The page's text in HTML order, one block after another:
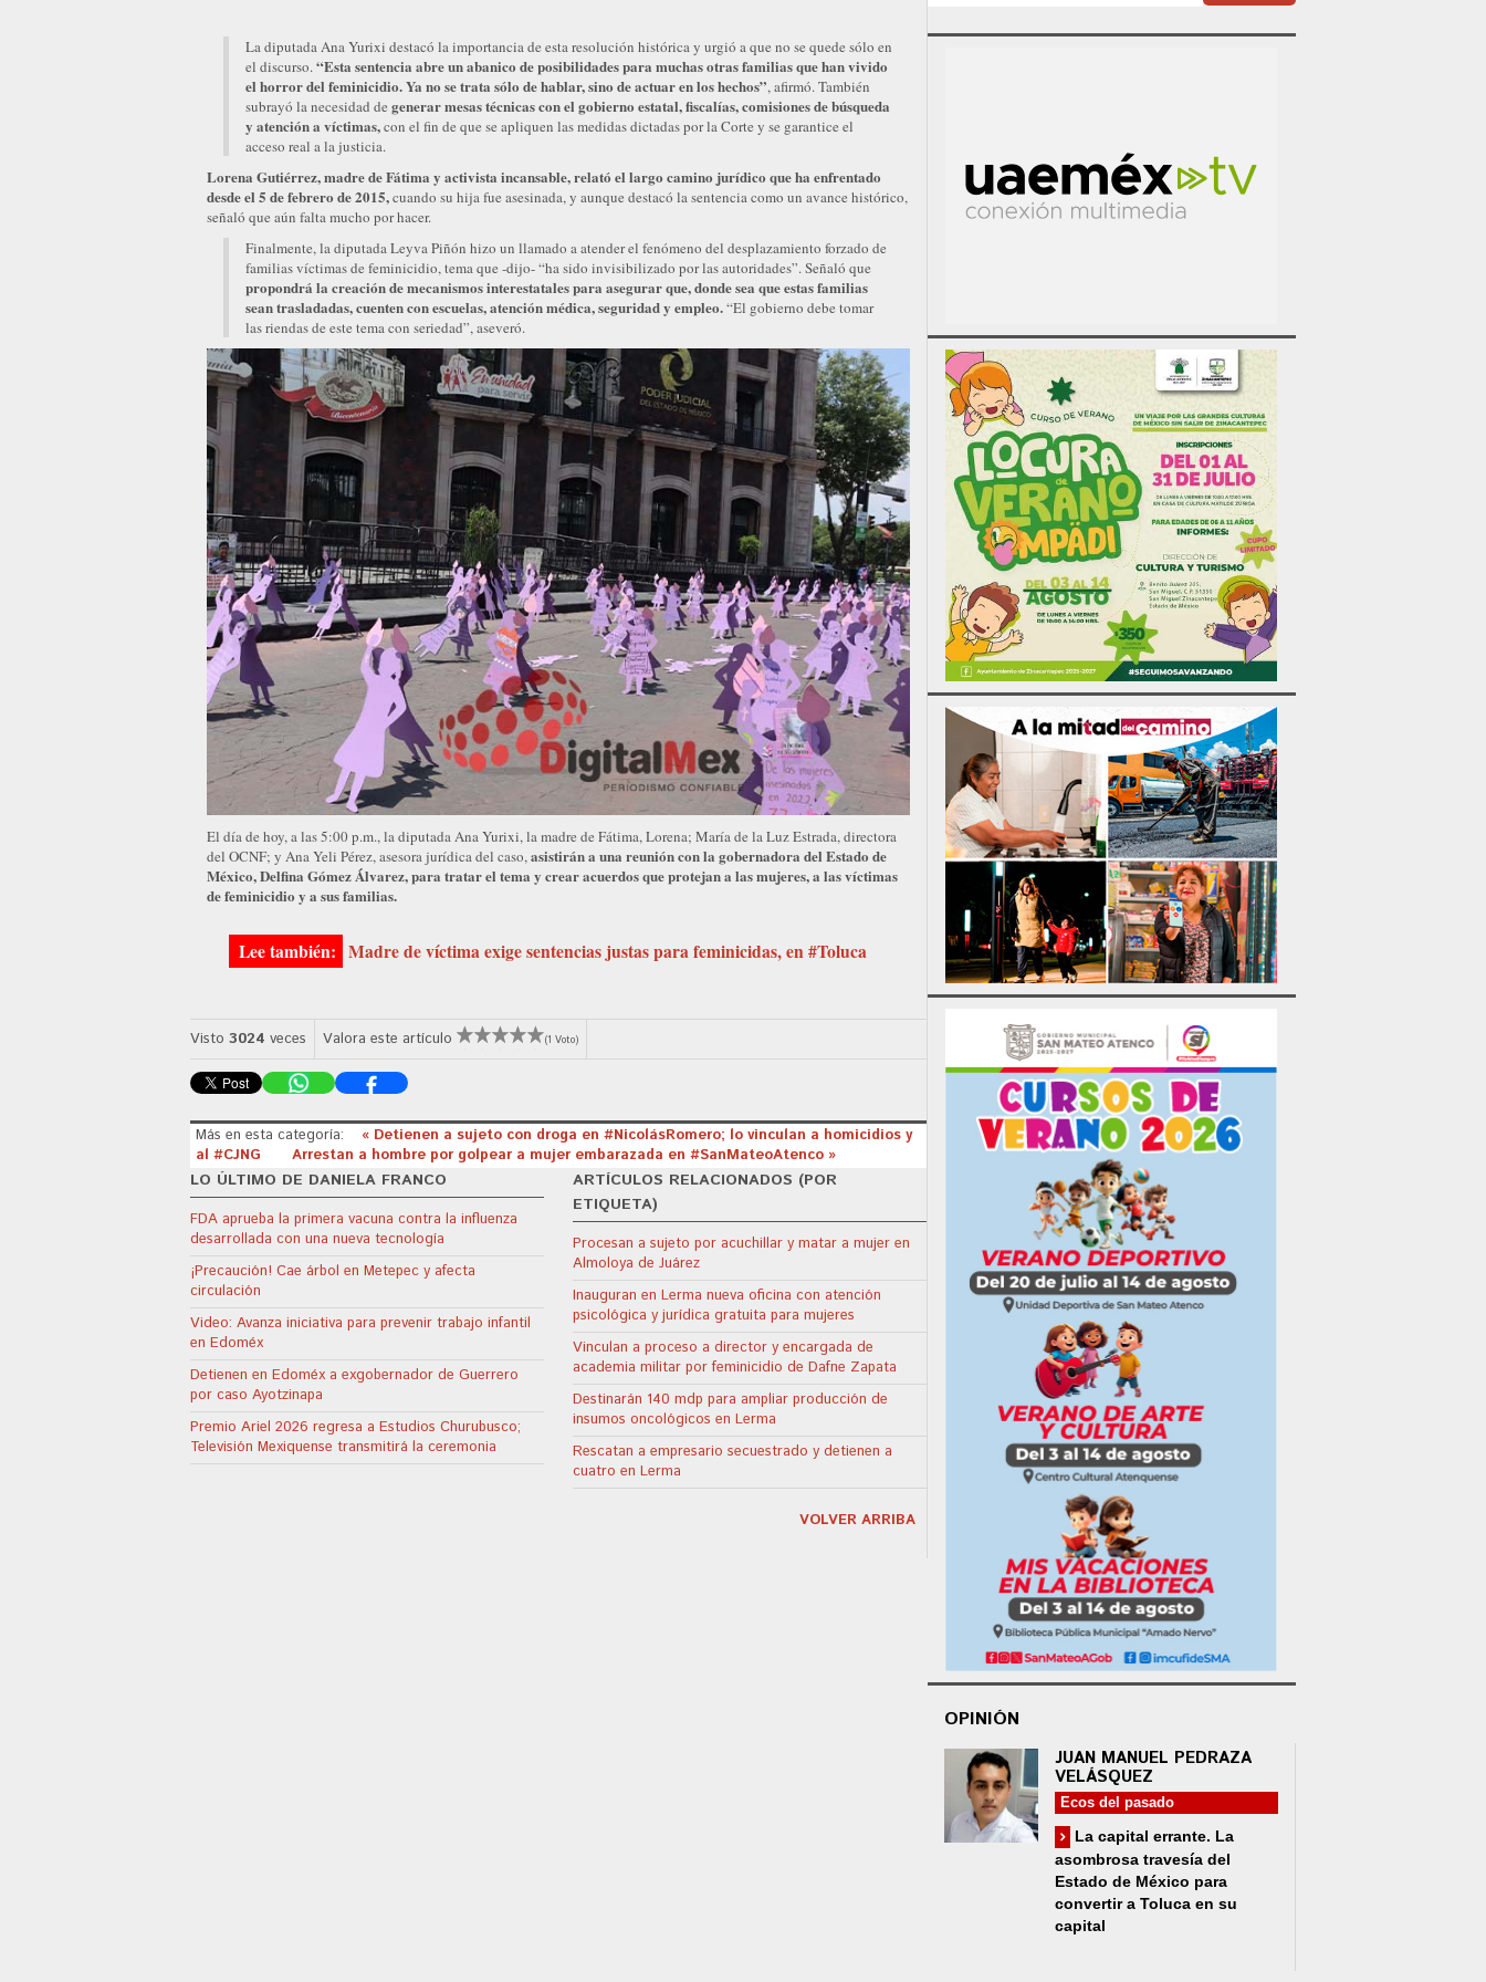
La diputada Ana Yurixi destacó la importancia de esta resolución histórica y urgió a que no se quede sólo en
el discurso.“Esta sentencia abre un abanico de posibilidades para muchas otras familias que han vivido
el horror del feminicidio. Ya no se trata sólo de hablar, sino de actuar en los hechos”, afirmó. También
subrayó la necesidad de generar mesas técnicas con el gobierno estatal, fiscalías, comisiones de búsqueda
y atención a víctimas,con el fin de que se apliquen las medidas dictadas por la Corte y se garantice el
acceso real a la justicia.
Lorena Gutiérrez, madre de Fátima y activista incansable, relató el largo camino jurídico que ha enfrentado
desde el 5 de febrero de 2015,cuando su hija fue asesinada, y aunque destacó la sentencia como un avance histórico,
señaló que aún falta mucho por hacer.
Finalmente, la diputada Leyva Piñón hizo un llamado a atender el fenómeno del desplazamiento forzado de
familias víctimas de feminicidio, tema que -dijo- “ha sido invisibilizado por las autoridades”. Señaló que
propondrá la creación de mecanismos interestatales para asegurar que, donde sea que estas familias
sean trasladadas, cuenten con escuelas, atención médica, seguridad y empleo.“El gobierno debe tomar
las riendas de este tema con seriedad”, aseveró.
El día de hoy, a las 5:00 p.m., la diputada Ana Yurixi, la madre de Fátima, Lorena; María de la Luz Estrada, directora
del OCNF; y Ana Yeli Pérez, asesora jurídica del caso, asistirán a una reunión con la gobernadora del Estado de
México, Delfina Gómez Álvarez, para tratar el tema y crear acuerdos que protejan a las mujeres, a las víctimas
de feminicidio y a sus familias.
Madre de víctima exige sentencias justas para feminicidas, en #Toluca
Visto 3024 veces Valora este artículo (1 Voto)
Más en esta categoría:
« Detienen a sujeto con droga en #NicolásRomero; lo vinculan a homicidios y
al #CJNG
Arrestan a hombre por golpear a mujer embarazada en #SanMateoAtenco »
LO ÚLTIMO DE DANIELA FRANCO
FDA aprueba la primera vacuna contra la influenza
desarrollada con una nueva tecnología
¡Precaución! Cae árbol en Metepec y afecta
circulación
Video: Avanza iniciativa para prevenir trabajo infantil
en Edoméx
Detienen en Edoméx a exgobernador de Guerrero
por caso Ayotzinapa
Premio Ariel 2026 regresa a Estudios Churubusco;
Televisión Mexiquense transmitirá la ceremonia
ARTÍCULOS RELACIONADOS (POR
ETIQUETA)
Procesan a sujeto por acuchillar y matar a mujer en
Almoloya de Juárez
Inauguran en Lerma nueva oficina con atención
psicológica y jurídica gratuita para mujeres
Vinculan a proceso a director y encargada de
academia militar por feminicidio de Dafne Zapata
Destinarán 140 mdp para ampliar producción de
insumos oncológicos en Lerma
Rescatan a empresario secuestrado y detienen a
cuatro en Lerma
VOLVER ARRIBA
OPINIÓN
JUAN MANUEL PEDRAZA
VELÁSQUEZ
Ecos del pasado
La capital errante. La
asombrosa travesía del
Estado de México para
convertir a Toluca en su
capital